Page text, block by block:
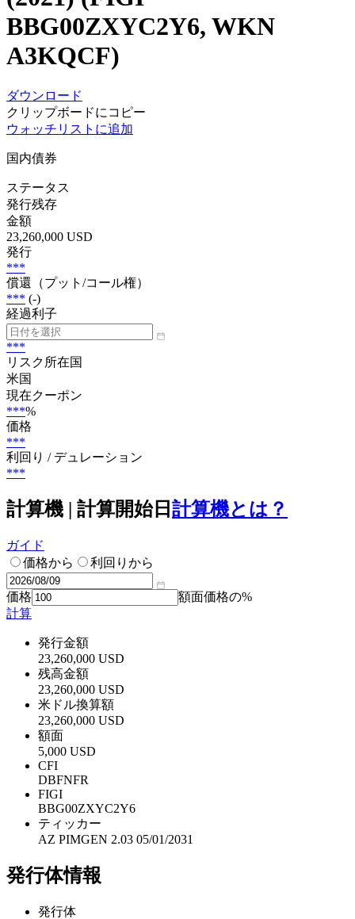
BBG00ZXYC2Y6, WKN
A3KQCF)
ダウンロード
クリップボードにコピー
ウォッチリストに追加
国内債券
ステータス
発行残存
金額
23,260,000 USD
発行
***
償還（プット/コール権）
*** (-)
経過利子
***
リスク所在国
米国
現在クーポン
***%
価格
***
利回り / デュレーション
***
計算機 | 計算開始日 計算機とは？
ガイド
価格から
利回りから
価格
額面価格の%
計算
発行金額
23,260,000 USD
残高金額
23,260,000 USD
米ドル換算額
23,260,000 USD
額面
5,000 USD
CFI
DBFNFR
FIGI
BBG00ZXYC2Y6
ティッカー
AZ PIMGEN 2.03 05/01/2031
発行体情報
発行体